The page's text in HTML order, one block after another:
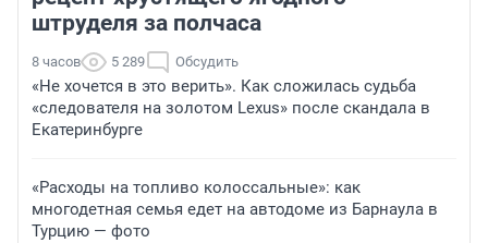
штруделя за полчаса
8 часов 5 289 Обсудить
«Не хочется в это верить». Как сложилась судьба
«следователя на золотом Lexus» после скандала в
Екатеринбурге
«Расходы на топливо колоссальные»: как
многодетная семья едет на автодоме из Барнаула в
Турцию — фото